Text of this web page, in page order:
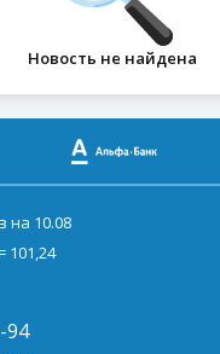
Новость не найдена
на 10.08
101,24
94